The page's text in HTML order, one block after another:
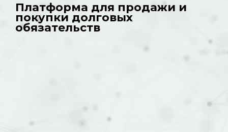
Платформа для продажи и
покупки долговых
обязательств